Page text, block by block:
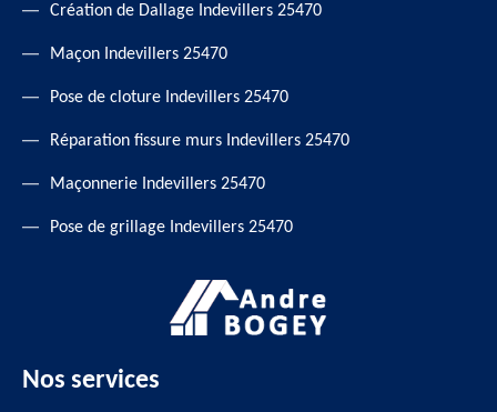
Création de Dallage Indevillers 25470
Maçon Indevillers 25470
Pose de cloture Indevillers 25470
Réparation fissure murs Indevillers 25470
Maçonnerie Indevillers 25470
Pose de grillage Indevillers 25470
Nos services